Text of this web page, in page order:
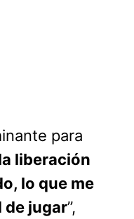
para
liberación
lo que me
de jugar”,